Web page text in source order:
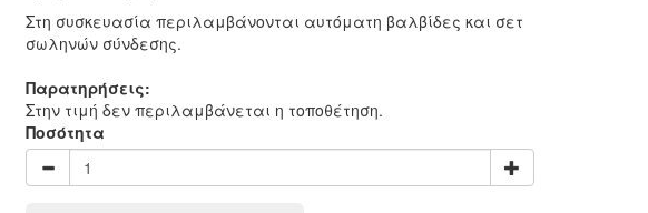
Στη συσκευασία περιλαμβάνονται αυτόματη βαλβίδες και σετ
σωληνών σύνδεσης.
Παρατηρήσεις:
Στην τιμή δεν περιλαμβάνεται η τοποθέτηση.
Ποσότητα